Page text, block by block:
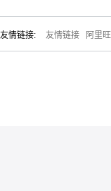
友情链接: 友情链接 阿里